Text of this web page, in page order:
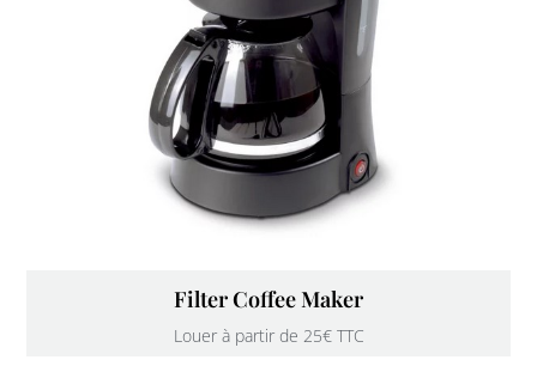
Filter Coffee Maker
Louer à partir de 25€ TTC